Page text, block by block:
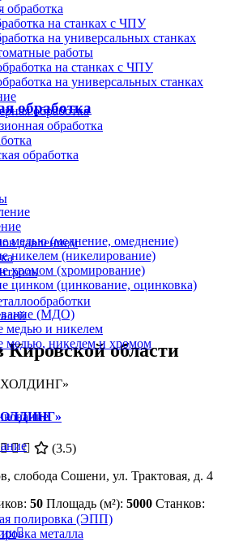
обработка
медью (меднение, омеднение)
никелем (никелирование)
хромом (хромирование)
цинком (цинкование, оцинковка)
(МДО)
медью и никелем
медью, никелем и хромом
полировка (ЭПП)
металла
обработка
на станках с ЧПУ
на универсальных станках
работы
на станках с ЧПУ
на универсальных станках
обработка
обработка
обработка
давлением
области
(3.5)
слобода Сошени, ул. Трактовая, д. 4
50 Площадь (м²): 5000 Станков: